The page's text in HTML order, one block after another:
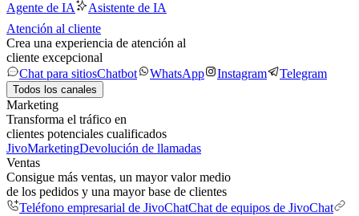
Agente de IA
Asistente de IA
Atención al cliente
Crea una experiencia de atención al
cliente excepcional
Chat para sitiosChatbot WhatsApp Instagram Telegram
Todos los canales
Marketing
Transforma el tráfico en
clientes potenciales cualificados
JivoMarketingDevolución de llamadas
Ventas
Consigue más ventas, un mayor valor medio
de los pedidos y una mayor base de clientes
Teléfono empresarial de JivoChatChat de equipos de JivoChat